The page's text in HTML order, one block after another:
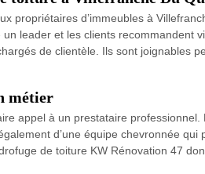
propriétaires d’immeubles à
leader et les clients recommandent
de clientèle. Ils sont joignables
métier
appel à un prestataire professionnel.
d’une équipe chevronnée qui
de toiture KW Rénovation 47